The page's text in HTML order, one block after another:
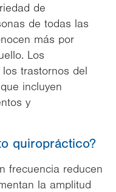
de
de todas las
más por
Los
trastornos del
incluyen
y
quiropráctico?
frecuencia reducen
la amplitud